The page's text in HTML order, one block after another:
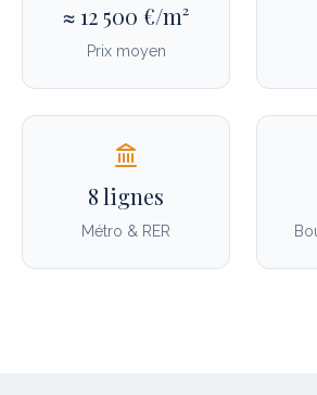
≈ 12 500 €/m²
Prix moyen
8 lignes
Métro & RER